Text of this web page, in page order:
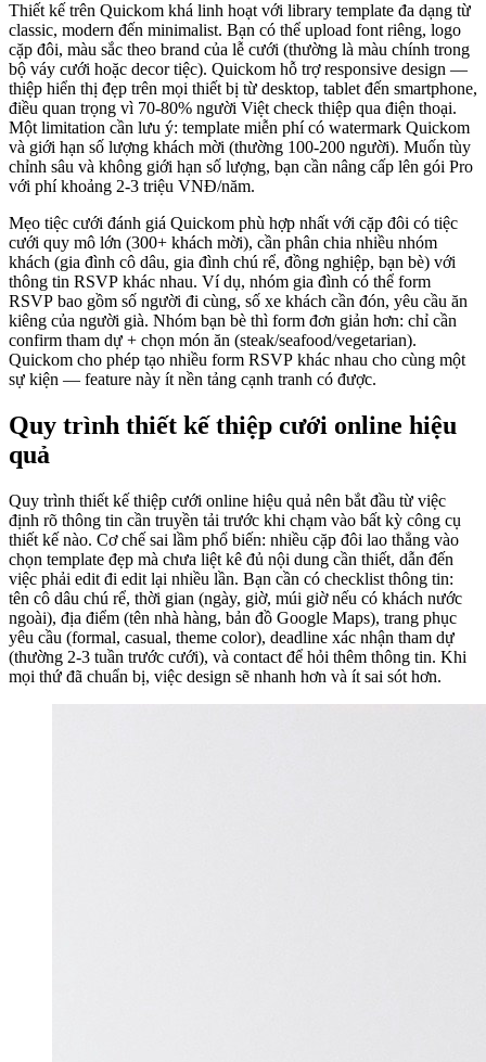
Thiết kế trên Quickom khá linh hoạt với library template đa dạng từ
classic, modern đến minimalist. Bạn có thể upload font riêng, logo
cặp đôi, màu sắc theo brand của lễ cưới (thường là màu chính trong
bộ váy cưới hoặc decor tiệc). Quickom hỗ trợ responsive design —
thiệp hiển thị đẹp trên mọi thiết bị từ desktop, tablet đến smartphone,
điều quan trọng vì 70-80% người Việt check thiệp qua điện thoại.
Một limitation cần lưu ý: template miễn phí có watermark Quickom
và giới hạn số lượng khách mời (thường 100-200 người). Muốn tùy
chỉnh sâu và không giới hạn số lượng, bạn cần nâng cấp lên gói Pro
với phí khoảng 2-3 triệu VNĐ/năm.
Mẹo tiệc cưới đánh giá Quickom phù hợp nhất với cặp đôi có tiệc
cưới quy mô lớn (300+ khách mời), cần phân chia nhiều nhóm
khách (gia đình cô dâu, gia đình chú rể, đồng nghiệp, bạn bè) với
thông tin RSVP khác nhau. Ví dụ, nhóm gia đình có thể form
RSVP bao gồm số người đi cùng, số xe khách cần đón, yêu cầu ăn
kiêng của người già. Nhóm bạn bè thì form đơn giản hơn: chỉ cần
confirm tham dự + chọn món ăn (steak/seafood/vegetarian).
Quickom cho phép tạo nhiều form RSVP khác nhau cho cùng một
sự kiện — feature này ít nền tảng cạnh tranh có được.
Quy trình thiết kế thiệp cưới online hiệu
quả
Quy trình thiết kế thiệp cưới online hiệu quả nên bắt đầu từ việc
định rõ thông tin cần truyền tải trước khi chạm vào bất kỳ công cụ
thiết kế nào. Cơ chế sai lầm phổ biến: nhiều cặp đôi lao thẳng vào
chọn template đẹp mà chưa liệt kê đủ nội dung cần thiết, dẫn đến
việc phải edit đi edit lại nhiều lần. Bạn cần có checklist thông tin:
tên cô dâu chú rể, thời gian (ngày, giờ, múi giờ nếu có khách nước
ngoài), địa điểm (tên nhà hàng, bản đồ Google Maps), trang phục
yêu cầu (formal, casual, theme color), deadline xác nhận tham dự
(thường 2-3 tuần trước cưới), và contact để hỏi thêm thông tin. Khi
mọi thứ đã chuẩn bị, việc design sẽ nhanh hơn và ít sai sót hơn.